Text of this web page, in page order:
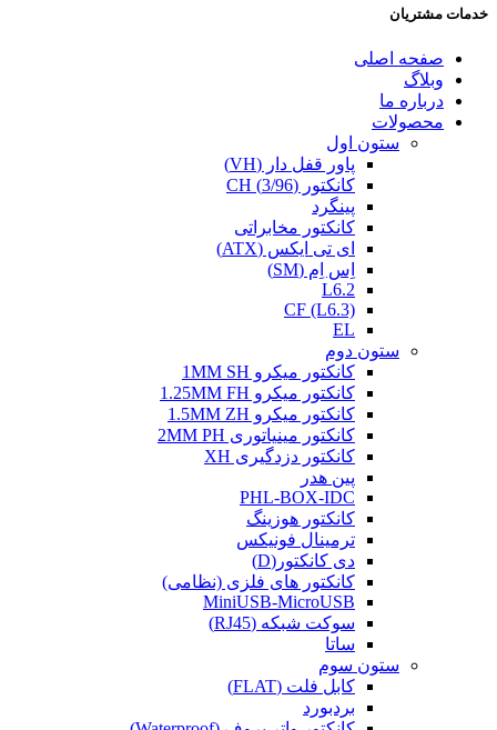
خدمات مشتریان
صفحه اصلی
وبلاگ
درباره ما
محصولات
ستون اول
پاور قفل دار (VH)
کانکتور (3/96) CH
پینگرد
کانکتور مخابراتی
ای تی ایکس (ATX)
اِس اِم (SM)
L6.2
CF (L6.3)
EL
ستون دوم
کانکتور میکرو 1MM SH
کانکتور میکرو 1.25MM FH
کانکتور میکرو 1.5MM ZH
کانکتور مینیاتوری 2MM PH
کانکتور دزدگیری XH
پین هدر
PHL-BOX-IDC
کانکتور هوزینگ
ترمینال فونیکس
دی کانکتور(D)
کانکتور های فلزی (نظامی)
MiniUSB-MicroUSB
سوکت شبکه (RJ45)
ساتا
ستون سوم
کابل فلت (FLAT)
بردبورد